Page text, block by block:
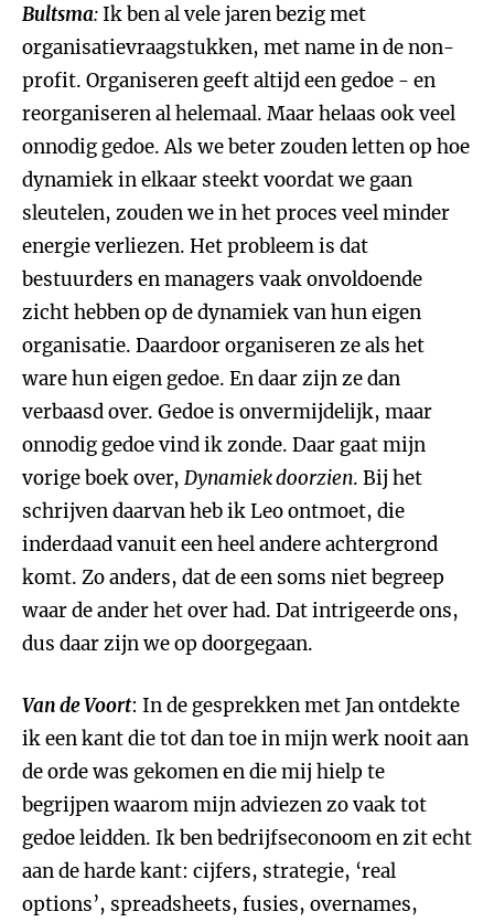
Bultsma:Ik ben al vele jaren bezig met
organisatievraagstukken, met name in de non-
profit. Organiseren geeft altijd een gedoe - en
reorganiseren al helemaal. Maar helaas ook veel
onnodig gedoe. Als we beter zouden letten op hoe
dynamiek in elkaar steekt voordat we gaan
sleutelen, zouden we in het proces veel minder
energie verliezen. Het probleem is dat
bestuurders en managers vaak onvoldoende
zicht hebben op dedynamiek van hun eigen
organisatie. Daardoor organiseren ze als het
ware hun eigen gedoe. En daar zijn ze dan
verbaasd over. Gedoe is onvermijdelijk, maar
onnodig gedoe vind ik zonde. Daar gaat mijn
vorige boek over, Dynamiek doorzien. Bij het
schrijven daarvan heb ik Leo ontmoet, die
inderdaad vanuit een heel andere achtergrond
komt. Zo anders, dat de een soms niet begreep
waar de ander het over had. Dat intrigeerde ons,
dus daar zijn we op doorgegaan.
Van de Voort: In de gesprekken met Jan ontdekte
ik een kant die tot dan toe in mijn werk nooit aan
de orde was gekomen en die mij hielp te
begrijpen waarom mijn adviezen zo vaak tot
gedoe leidden. Ik ben bedrijfseconoom en zit echt
aan de harde kant: cijfers, strategie, ‘real
options’, spreadsheets, fusies, overnames,